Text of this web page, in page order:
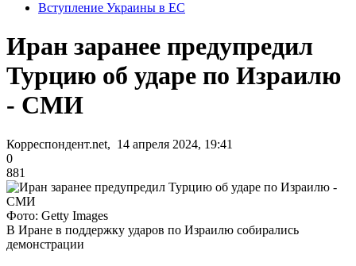
Вступление Украины в ЕС
Иран заранее предупредил
Турцию об ударе по Израилю
- СМИ
Корреспондент.net, 14 апреля 2024, 19:41
0
881
Фото: Getty Images
В Иране в поддержку ударов по Израилю собирались
демонстрации